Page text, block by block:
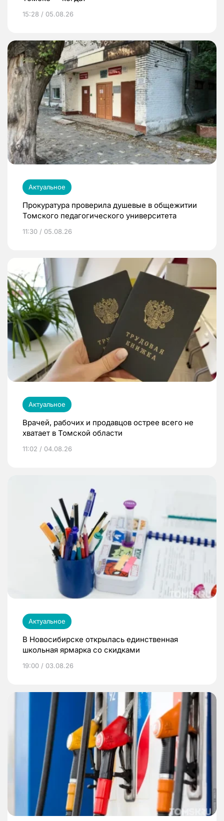
15:28 / 05.08.26
Актуальное
Прокуратура проверила душевые в общежитии
Томского педагогического университета
11:30 / 05.08.26
Актуальное
Врачей, рабочих и продавцов острее всего не
хватает в Томской области
11:02 / 04.08.26
Актуальное
В Новосибирске открылась единственная
школьная ярмарка со скидками
19:00 / 03.08.26